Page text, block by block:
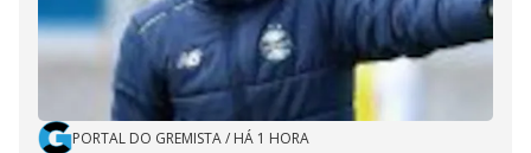
PORTAL DO GREMISTA/ HÁ 1 HORA